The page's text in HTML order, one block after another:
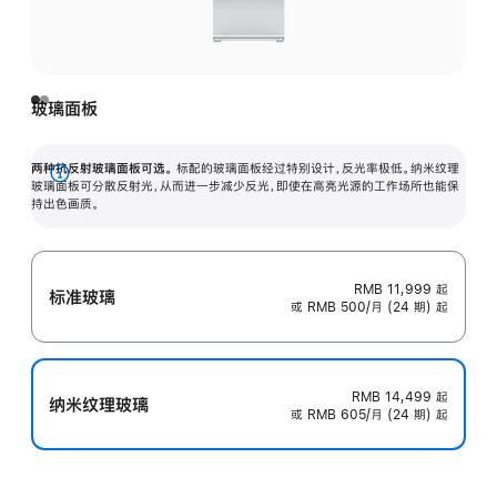
玻璃面板
两种抗反射玻璃面板可选。 标配的玻璃面板经过特别设计，反光率极低。纳米纹理
玻璃面板可分散反射光，从而进一步减少反光，即使在高亮光源的工作场所也能保
持出色画质。
展
开
标准玻璃 RMB 11,999 起
或 RMB 500/月 (24 期) 起
纳米纹理玻璃 RMB 14,499 起
或 RMB 605/月 (24 期) 起